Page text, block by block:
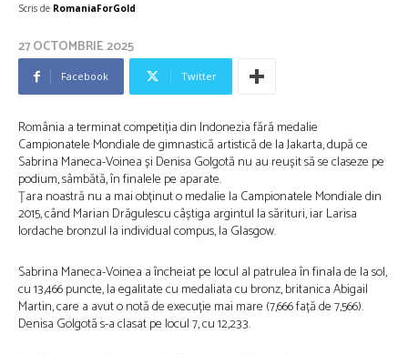
Scris de RomaniaForGold
27 OCTOMBRIE 2025
Facebook Twitter
România a terminat competiția din Indonezia fără medalie
Campionatele Mondiale de gimnastică artistică de la Jakarta, după ce
Sabrina Maneca-Voinea și Denisa Golgotă nu au reușit să se claseze pe
podium, sâmbătă, în finalele pe aparate.
Țara noastră nu a mai obținut o medalie la Campionatele Mondiale din
2015, când Marian Drăgulescu câștiga argintul la sărituri, iar Larisa
Iordache bronzul la individual compus, la Glasgow.
Sabrina Maneca-Voinea a încheiat pe locul al patrulea în finala de la sol,
cu 13,466 puncte, la egalitate cu medaliata cu bronz, britanica Abigail
Martin, care a avut o notă de execuție mai mare (7,666 față de 7,566).
Denisa Golgotă s-a clasat pe locul 7, cu 12,233.